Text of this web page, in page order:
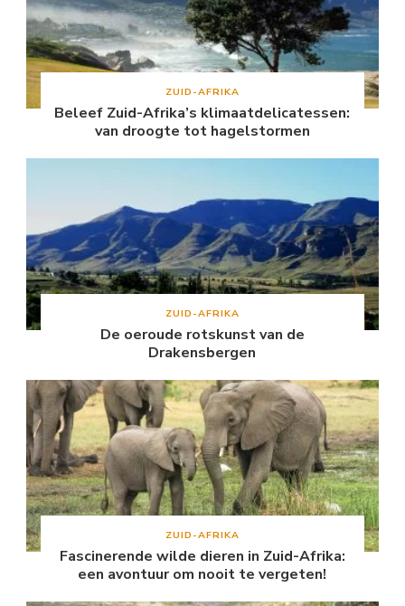
ZUID-AFRIKA
Beleef Zuid-Afrika’s klimaatdelicatessen:
van droogte tot hagelstormen
ZUID-AFRIKA
De oeroude rotskunst van de
Drakensbergen
ZUID-AFRIKA
Fascinerende wilde dieren in Zuid-Afrika:
een avontuur om nooit te vergeten!